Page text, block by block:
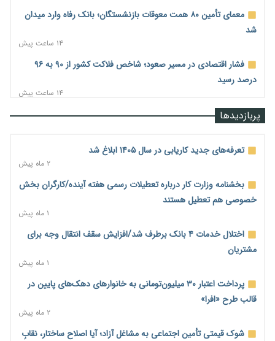
معمای تأمین ۸۰ همت معوقات بازنشستگان؛ بانک رفاه وارد میدان
شد
۱۴ ساعت پیش
فشار اقتصادی در مسیر صعود؛ شاخص فلاکت کشور از ۹۰ به ۹۶
درصد رسید
۱۴ ساعت پیش
رشد ۷۵ هزار میلیاردی بازار خرید اعتباری؛ فین‌تک‌ها وارد میدان
آغاز اجرای پایلوت «ردا کارت» برای دانشجویان تحصیلات تکمیلی
محدودیت تازه برای شبکه بانکی؛ افزایش سپرده قانونی با هدف
کنترل تورم
ترمز تولید خودرو کشیده شد؛ افت ۲۵ درصدی تیراژ ایران‌خودرو،
سایپا و پارس‌خودرو
بنگاه‌داری بانک‌ها؛ مانع بزرگ خانه‌دار شدن مستأجران
پربازدیدها
تعرفه‌های جدید کاریابی در سال ۱۴۰۵ ابلاغ شد
۲ ماه پیش
بخشنامه وزارت کار درباره تعطیلات رسمی هفته آینده/کارگران بخش
خصوصی هم تعطیل هستند
۱ ماه پیش
اختلال خدمات ۴ بانک برطرف شد/افزایش سقف انتقال وجه برای
مشتریان
۱ ماه پیش
پرداخت اعتبار ۳۰ میلیون‌تومانی به خانوارهای دهک‌های پایین در
قالب طرح «افرا»
۲ ماه پیش
شوک قیمتی تأمین اجتماعی به مشاغل آزاد؛ آیا اصلاح ساختار، نقابِ